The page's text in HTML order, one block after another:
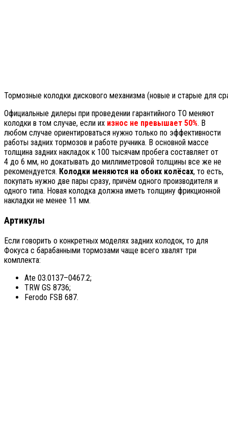
Тормозные колодки дискового механизма (новые и старые для
Официальные дилеры при проведении гарантийного ТО меняют
колодки в том случае, если их износ не превышает 50%. В
любом случае ориентироваться нужно только по эффективности
работы задних тормозов и работе ручника. В основной массе
толщина задних накладок к 100 тысячам пробега составляет от
4 до 6 мм, но докатывать до миллиметровой толщины все же не
рекомендуется. Колодки меняются на обоих колёсах, то есть,
покупать нужно две пары сразу, причём одного производителя и
одного типа. Новая колодка должна иметь толщину фрикционной
накладки не менее 11 мм.
Артикулы
Если говорить о конкретных моделях задних колодок, то для
Фокуса с барабанными тормозами чаще всего хвалят три
комплекта:
Ate 03.0137–0467.2;
TRW GS 8736;
Ferodo FSB 687.